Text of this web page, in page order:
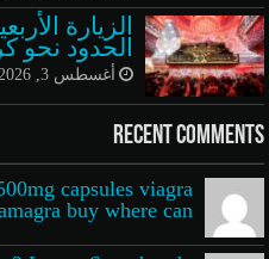
الزيارة
الحدود نحو
أغسطس 3, 2026
Recent Comments
capsules viagra
buy where can...